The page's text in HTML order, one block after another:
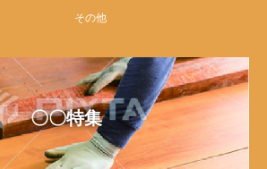
その他
〇〇特集